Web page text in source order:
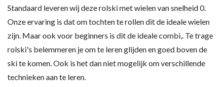
Standaard leveren wij deze rolski met wielen van snelheid 0.
Onze ervaring is dat om tochten te rollen dit de ideale wielen
zijn. Maar ook voor beginners is dit de ideale combi,. Te trage
rolski's belemmeren je om te leren glijden en goed boven de
ski te komen. Ook is het dan niet mogelijk om verschillende
technieken aan te leren.